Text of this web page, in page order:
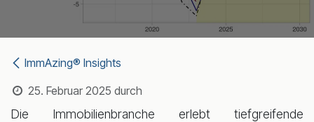
ImmAzing® Insights
25. Februar 2025 durch
Die Immobilienbranche erlebt tiefgreifende